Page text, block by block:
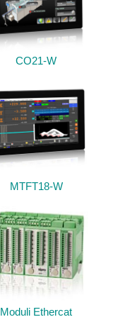
CO21-W
MTFT18-W
Moduli Ethercat